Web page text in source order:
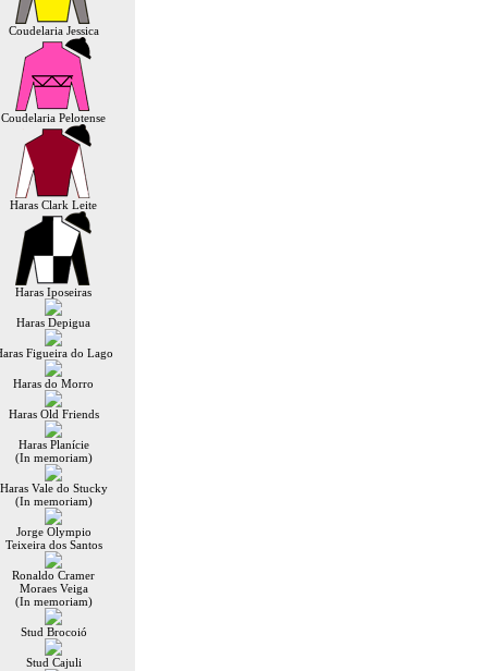
Coudelaria Jessica
Coudelaria Pelotense
Haras Clark Leite
Haras Iposeiras
Haras Depigua
Figueira do Lago
Haras do Morro
Haras Old Friends
Haras Planície
(In memoriam)
Haras Vale do Stucky
(In memoriam)
Jorge Olympio
Teixeira dos Santos
Ronaldo Cramer
Moraes Veiga
(In memoriam)
Stud Brocoió
Stud Cajuli